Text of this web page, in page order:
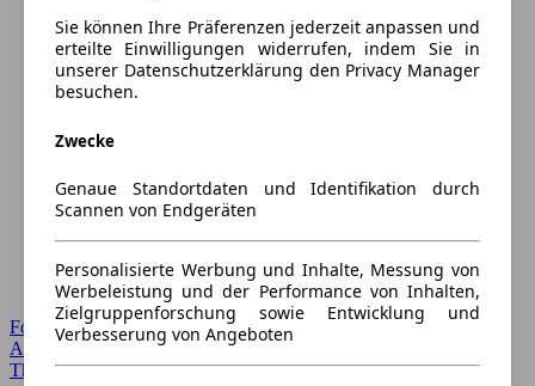
Forum Startseite
Alle Auto-Foren
Themen-Forum
Sie können Ihre Präferenzen jederzeit anpassen und
erteilte Einwilligungen widerrufen, indem Sie in
unserer Datenschutzerklärung den Privacy Manager
besuchen.
Zwecke
Genaue Standortdaten und Identifikation durch
Scannen von Endgeräten
Personalisierte Werbung und Inhalte, Messung von
Werbeleistung und der Performance von Inhalten,
Zielgruppenforschung sowie Entwicklung und
Verbesserung von Angeboten